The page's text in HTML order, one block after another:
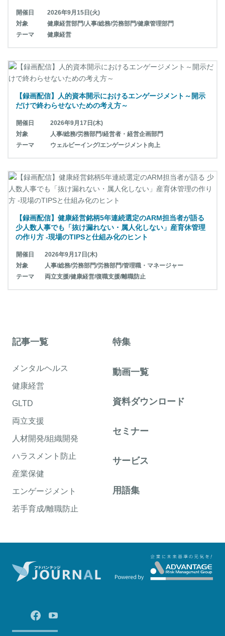
開催日
2026年9月15日(火)
対象
健康経営部門/人事/総務/労務部門/健康管理部門
テーマ
健康経営
【録画配信】人的資本開示におけるエンゲージメント～開示
だけで終わらせないための考え方～
開催日
2026年9月17日(木)
対象
人事/総務/労務部門/経営者・経営企画部門
テーマ
ウェルビーイング/エンゲージメント向上
【録画配信】健康経営銘柄5年連続選定のARM担当者が語る
少人数人事でも「抜け漏れない・属人化しない」産育休管理
の作り方 -現場のTIPSと仕組み化のヒント
開催日
2026年9月17日(木)
対象
人事/総務/労務部門/労務部門/管理職・マネージャー
テーマ
両立支援/健康経営/復職支援/離職防止
記事一覧
メンタルヘルス
健康経営
GLTD
両立支援
人材開発/組織開発
ハラスメント防止
産業保健
エンゲージメント
若手育成/離職防止
特集
動画一覧
資料ダウンロード
セミナー
サービス
用語集